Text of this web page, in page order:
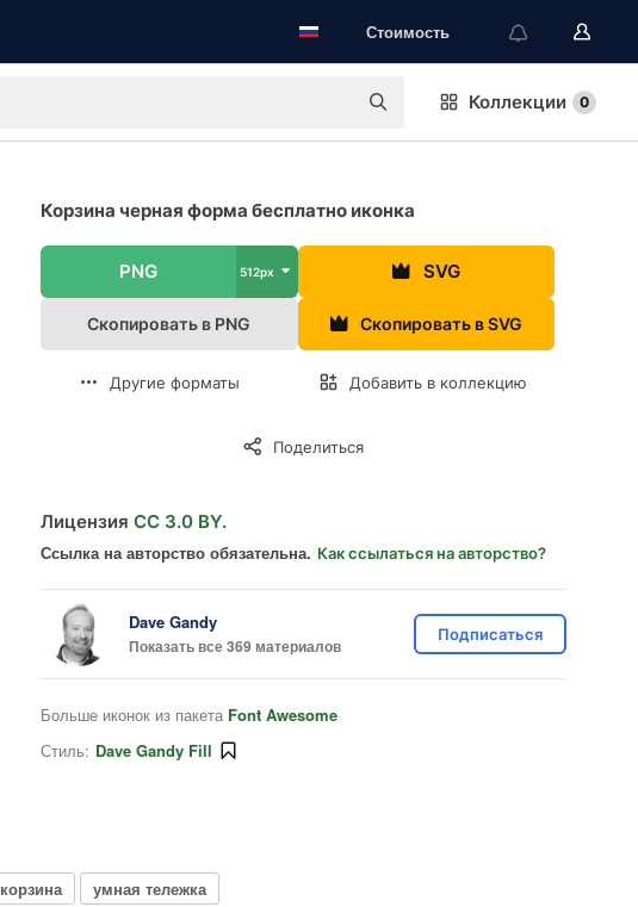
Стоимость
Коллекции 0
Корзина черная форма бесплатно иконка
PNG 512px SVG
Скопировать в PNG Скопировать в SVG
Другие форматы Добавить в коллекцию
Поделиться
Лицензия CC 3.0 BY.
Ссылка на авторство обязательна. Как ссылаться на авторство?
Dave Gandy
Показать все 369 материалов
Подписаться
Больше иконок из пакета Font Awesome
Стиль: Dave Gandy Fill
корзина умная тележка